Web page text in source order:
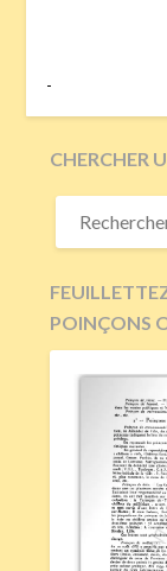
-
CHERCHER
POINÇONS